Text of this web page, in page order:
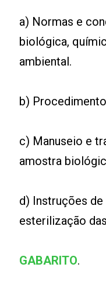
a) Normas e
biológica,
ambiental.
b)
c) Manuseio e
amostra
d) Instruções
esterilização
GABARITO.